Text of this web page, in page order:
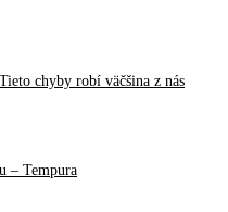
chyby robí väčšina z nás